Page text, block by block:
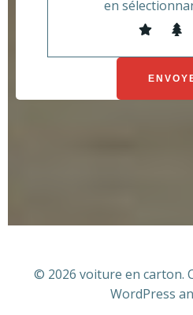
en
© 2026 voiture en carton.
WordPress